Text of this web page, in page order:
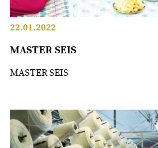
22.01.2022
MASTER SEIS
MASTER SEIS